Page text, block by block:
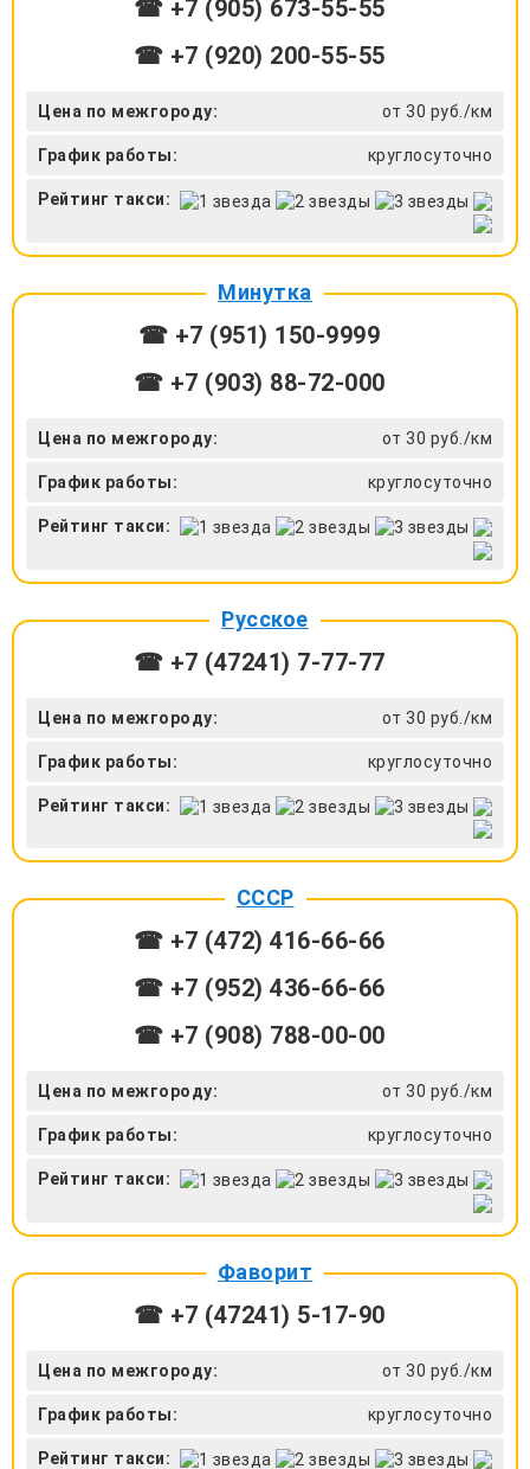
☎ +7 (905) 673-55-55
☎ +7 (920) 200-55-55
Цена по межгороду: от 30 руб./км
График работы: круглосуточно
Рейтинг такси:
Минутка
☎ +7 (951) 150-9999
☎ +7 (903) 88-72-000
Цена по межгороду: от 30 руб./км
График работы: круглосуточно
Рейтинг такси:
Русское
☎ +7 (47241) 7-77-77
Цена по межгороду: от 30 руб./км
График работы: круглосуточно
Рейтинг такси:
СССР
☎ +7 (472) 416-66-66
☎ +7 (952) 436-66-66
☎ +7 (908) 788-00-00
Цена по межгороду: от 30 руб./км
График работы: круглосуточно
Рейтинг такси:
Фаворит
☎ +7 (47241) 5-17-90
Цена по межгороду: от 30 руб./км
График работы: круглосуточно
Рейтинг такси: